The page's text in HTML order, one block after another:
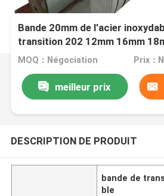
Bande 20mm de l'acier
transition 202 12mm 16mm
MOQ：Négociation Prix：
meilleur prix
DESCRIPTION DE PRODUIT
bande de
ble